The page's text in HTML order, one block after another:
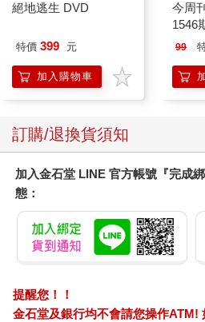
但當使用者在使用產品一段時間後
力可能會在他們心中退燒。不過像
設計成具備智慧學習的功能，讓它
選項，並將較為少用的功能分類到
說，耐用跟實用是最終極的長期價值
絕地逃生 DVD
特價 399 元
加入購物車
今周
1546
99
訂購/退換貨須知
加入金石堂 LINE 官方帳號『完成
態：
提醒您！！
金石堂及銀行均不會請您操作ATM!